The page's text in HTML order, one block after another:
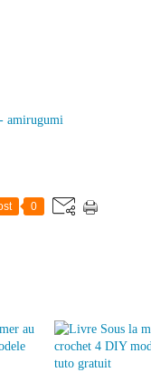
amirugumi
0